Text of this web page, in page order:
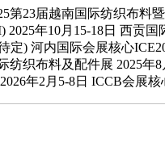
23届越南国际纺织布料暨
2025年10月15-18日 西贡
定) 河内国际会展核心
纺织布料及配件展 2025
年2月5-8日 ICCB会展